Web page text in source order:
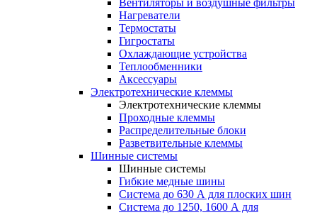
Вентиляторы и воздушные фильтры
Нагреватели
Термостаты
Гигростаты
Охлаждающие устройства
Теплообменники
Аксессуары
Электротехнические клеммы
Электротехнические клеммы
Проходные клеммы
Распределительные блоки
Разветвительные клеммы
Шинные системы
Шинные системы
Гибкие медные шины
Система до 630 А для плоских шин
Система до 1250, 1600 А для